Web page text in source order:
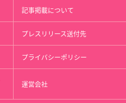
記事掲載について
プレスリリース送付先
プライバシーポリシー
運営会社